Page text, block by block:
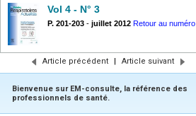
Vol 4 - N° 3
P. 201-203 - juillet 2012 Retour au numéro
Article précédent | Article suivant
Bienvenue sur EM-consulte, la référence des
professionnels de santé.